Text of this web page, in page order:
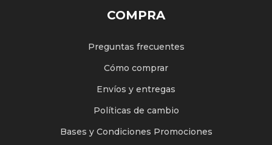
COMPRA
Preguntas frecuentes
Cómo comprar
Envíos y entregas
Políticas de cambio
Bases y Condiciones Promociones